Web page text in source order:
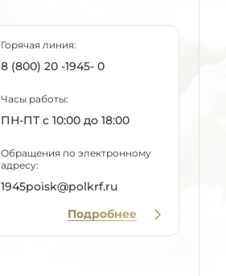
Горячая линия:
8 (800) 20 -1945- 0
Часы работы:
ПН-ПТ с 10:00 до 18:00
Обращения по электронному
адресу:
1945poisk@polkrf.ru
Подробнее